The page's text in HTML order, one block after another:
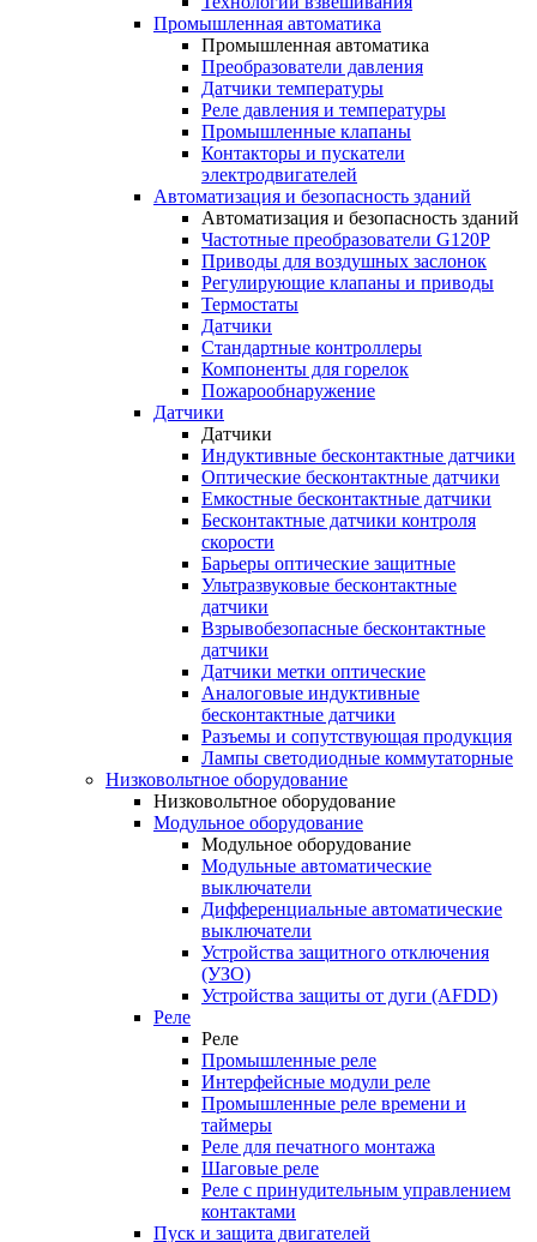
Промышленная автоматика
Промышленная автоматика
Преобразователи давления
Датчики температуры
Реле давления и температуры
Промышленные клапаны
Контакторы и пускатели
электродвигателей
Автоматизация и безопасность зданий
Автоматизация и безопасность зданий
Частотные преобразователи G120P
Приводы для воздушных заслонок
Регулирующие клапаны и приводы
Термостаты
Датчики
Стандартные контроллеры
Компоненты для горелок
Пожарообнаружение
Датчики
Датчики
Индуктивные бесконтактные датчики
Оптические бесконтактные датчики
Емкостные бесконтактные датчики
Бесконтактные датчики контроля
скорости
Барьеры оптические защитные
Ультразвуковые бесконтактные
датчики
Взрывобезопасные бесконтактные
датчики
Датчики метки оптические
Аналоговые индуктивные
бесконтактные датчики
Разъемы и сопутствующая продукция
Лампы светодиодные коммутаторные
Низковольтное оборудование
Низковольтное оборудование
Модульное оборудование
Модульное оборудование
Модульные автоматические
выключатели
Дифференциальные автоматические
выключатели
Устройства защитного отключения
(УЗО)
Устройства защиты от дуги (AFDD)
Реле
Реле
Промышленные реле
Интерфейсные модули реле
Промышленные реле времени и
таймеры
Реле для печатного монтажа
Шаговые реле
Реле с принудительным управлением
контактами
Пуск и защита двигателей